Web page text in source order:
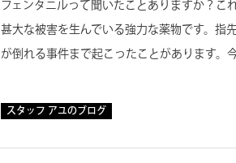
フェンタニルって聞いたことありますか？こ
甚大な被害を生んでいる強力な薬物です。指
が倒れる事件まで起こったことがあります。
スタッフ アユのブログ